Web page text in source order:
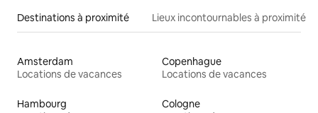
Destinations à proximité Lieux incontournables à proximité
Amsterdam
Locations de vacances
Copenhague
Locations de vacances
Hambourg
Cologne